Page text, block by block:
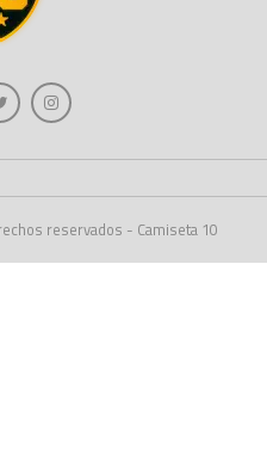
reservados - Camiseta 10